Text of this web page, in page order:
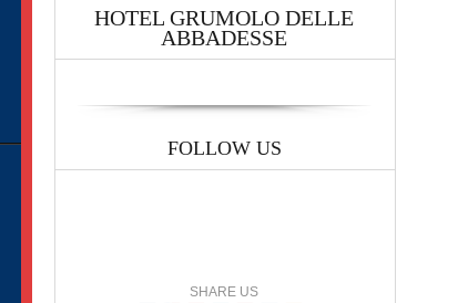
HOTEL GRUMOLO DELLE
ABBADESSE
FOLLOW US
SHARE US